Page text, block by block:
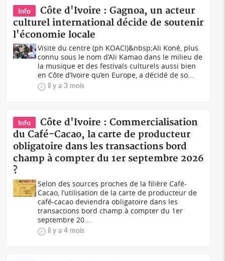
Info
Côte d'Ivoire : Gagnoa, un acteur
culturel international décide de soutenir
l'économie locale
Visite du centre (ph KOACI)&nbsp;Ali Koné, plus
connu sous le nom d’Ali Kamao dans le milieu de
la musique et des festivals culturels aussi bien
en Côte d’Ivoire qu’en Europe, a décidé de so...
il y a 3 mois
Info
Côte d'Ivoire : Commercialisation
du Café-Cacao, la carte de producteur
obligatoire dans les transactions bord
champ à compter du 1er septembre 2026
?
Selon des sources proches de la filière Café-
Cacao, l’utilisation de la carte de producteur de
café-cacao deviendra obligatoire dans les
transactions bord champ à compter du 1er
septembre 20...
il y a 4 mois